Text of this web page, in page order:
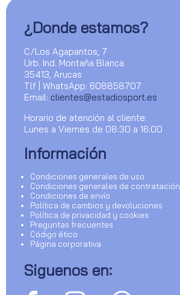
¿Donde estamos?
C/Los Agapantos, 7
Urb. Ind. Montaña Blanca
35413, Arucas
Tlf | WhatsApp: 608858707
Email: clientes@estadiosport.es
Horario de atención al cliente:
Lunes a Viernes de 08:30 a 16:00
Información
Condiciones generales de uso
Condiciones generales de contratación
Condiciones de envío
Política de cambios y devoluciones
Política de privacidad y cookies
Preguntas frecuentes
Código ético
Página corporativa
Siguenos en: